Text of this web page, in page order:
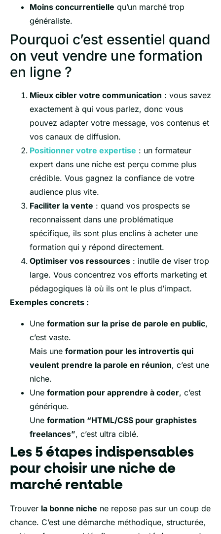
Moins concurrentielle qu’un marché trop
généraliste.
Pourquoi c’est essentiel quand
on veut vendre une formation
en ligne ?
Mieux cibler votre communication : vous savez
exactement à qui vous parlez, donc vous
pouvez adapter votre message, vos contenus et
vos canaux de diffusion.
Positionner votre expertise : un formateur
expert dans une niche est perçu comme plus
crédible. Vous gagnez la confiance de votre
audience plus vite.
Faciliter la vente : quand vos prospects se
reconnaissent dans une problématique
spécifique, ils sont plus enclins à acheter une
formation qui y répond directement.
Optimiser vos ressources : inutile de viser trop
large. Vous concentrez vos efforts marketing et
pédagogiques là où ils ont le plus d’impact.
Exemples concrets :
Une formation sur la prise de parole en public,
c’est vaste.
Mais une formation pour les introvertis qui
veulent prendre la parole en réunion, c’est une
niche.
Une formation pour apprendre à coder, c’est
générique.
Une formation “HTML/CSS pour graphistes
freelances”, c’est ultra ciblé.
Les 5 étapes indispensables
pour choisir une niche de
marché rentable
Trouver la bonne niche ne repose pas sur un coup de
chance. C’est une démarche méthodique, structurée,